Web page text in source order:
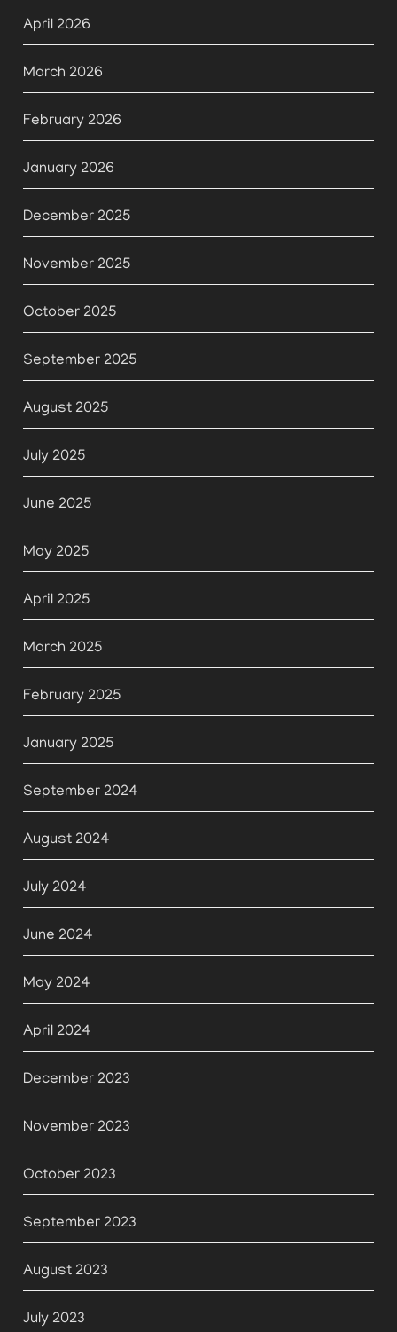
April 2026
March 2026
February 2026
January 2026
December 2025
November 2025
October 2025
September 2025
August 2025
July 2025
June 2025
May 2025
April 2025
March 2025
February 2025
January 2025
September 2024
August 2024
July 2024
June 2024
May 2024
April 2024
December 2023
November 2023
October 2023
September 2023
August 2023
July 2023